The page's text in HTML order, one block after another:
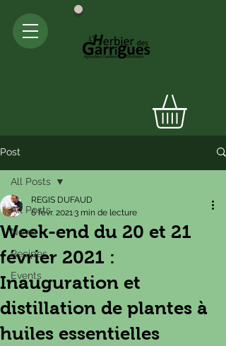
Post
All Posts
News
Recipes
Events
All Posts
Week-end du 20 et 21
février 2021 :
Inauguration et
distillation de plantes à
huiles essentielles
REGIS DUFAUD
6 févr. 20213 min de lecture